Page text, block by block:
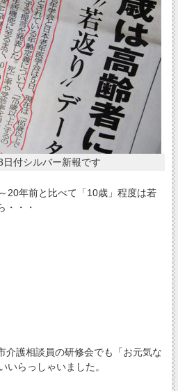
日付シルバー新報です
20年前と比べて「10歳」程度は若
・・・
護相談員の研修会でも「お元気な
いらっしゃいました。